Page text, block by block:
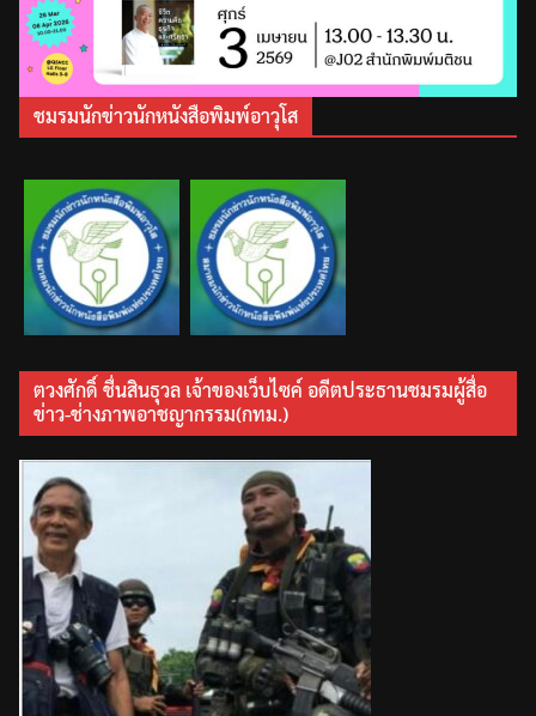
ชมรมนักข่าวนักหนังสือพิมพ์อาวุโส
ตวงศักดิ์ ชื่นสินธุวล เจ้าของเว็บไซค์ อดีตประธานชมรมผู้สื่อ
ข่าว-ช่างภาพอาชญากรรม(กทม.)